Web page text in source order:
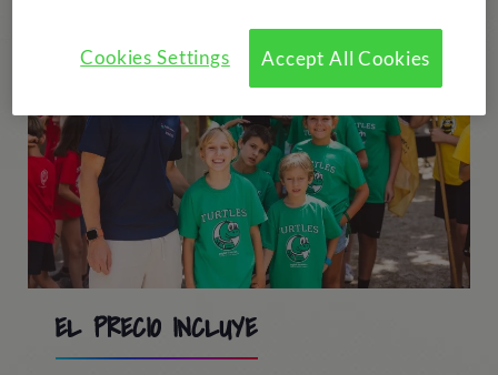
EL PRECIO INCLUYE
Accept All Cookies
Cookies Settings